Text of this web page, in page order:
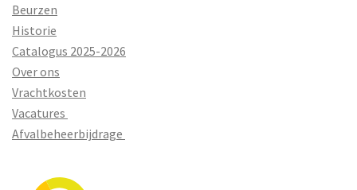
Beurzen
Historie
Catalogus 2025-2026
Over ons
Vrachtkosten
Vacatures
Afvalbeheerbijdrage